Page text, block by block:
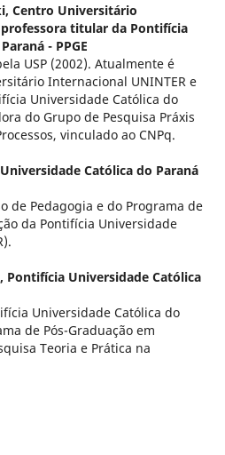
Centro Universitário
titular da Pontifícia
- PPGE
USP (2002). Atualmente é
Internacional UNINTER e
Universidade Católica do
do Grupo de Pesquisa Práxis
vinculado ao CNPq.
Católica do Paraná
de Pedagogia e do Programa de
da Pontifícia Universidade
Pontifícia Universidade Católica
Universidade Católica do
de Pós-Graduação em
Teoria e Prática na